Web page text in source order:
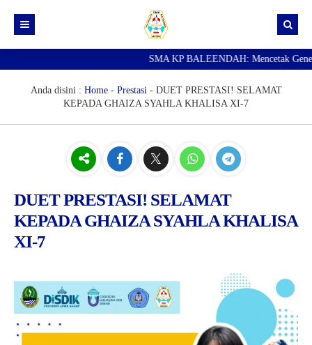
Berita
SNBP
SMA KP BALEENDAH: Mencetak
Anda disini : Home- Prestasi- DUET PRESTASI! SELAMAT
KEPADA GHAIZA SYAHLA KHALISA XI-7
DUET PRESTASI! SELAMAT
KEPADA GHAIZA SYAHLA KHALISA
XI-7